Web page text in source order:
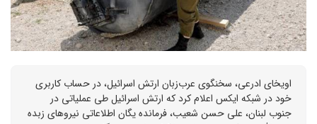
اویخای ادرعی، سخنگوی عرب‌زبان ارتش اسرائیل، در حساب کاربری
خود در شبکه ایکس اعلام کرد که ارتش اسرائیل طی عملیاتی در
جنوب لبنان، علی حسن شعیب، فرمانده یگان اطلاعاتی نیروهای زبده